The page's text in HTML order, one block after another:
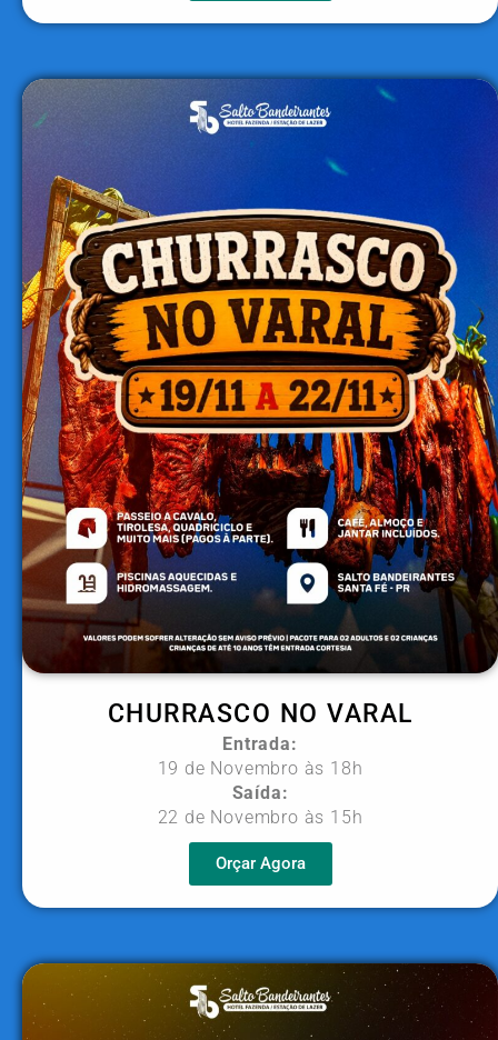
CHURRASCO NO VARAL
Entrada:
19 de Novembro às 18h
Saída:
22 de Novembro às 15h
Orçar Agora